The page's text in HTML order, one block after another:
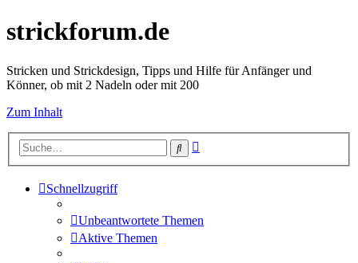
strickforum.de
Stricken und Strickdesign, Tipps und Hilfe für Anfänger und
Könner, ob mit 2 Nadeln oder mit 200
Zum Inhalt
Suche
Schnellzugriff
Unbeantwortete Themen
Aktive Themen